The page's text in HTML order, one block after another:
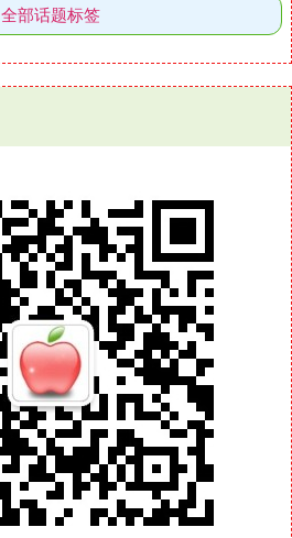
全部话题标签